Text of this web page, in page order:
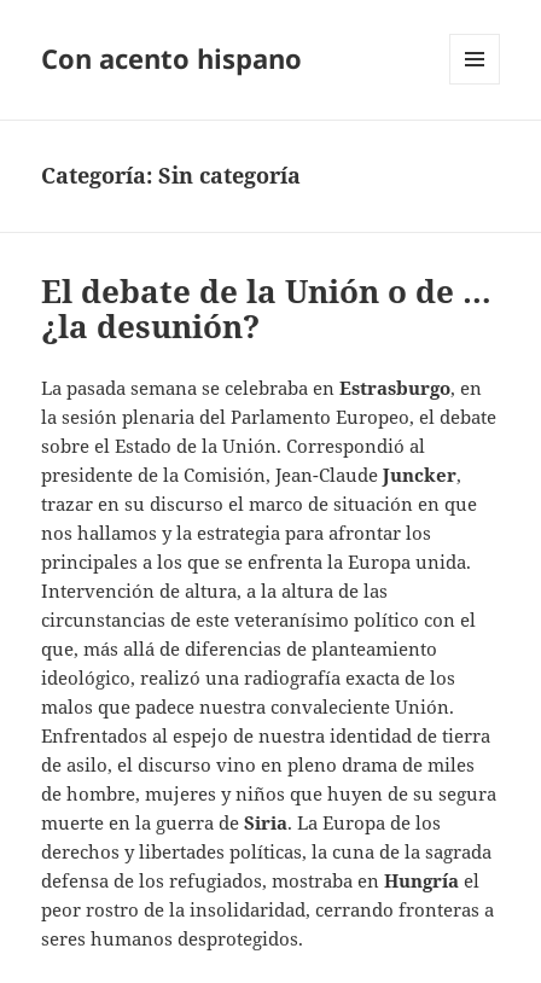
Con acento hispano
Categoría:Sin categoría
El debate de la Unión o de …
¿la desunión?
La pasada semana se celebraba enEstrasburgo, en
la sesión plenaria del Parlamento Europeo, el debate
sobre el Estado de la Unión. Correspondió al
presidente de la Comisión, Jean-ClaudeJuncker,
trazar en su discurso el marco de situación en que
nos hallamos y la estrategia para afrontar los
principales a los que se enfrenta la Europa unida.
Intervención de altura, a la altura de las
circunstancias de este veteranísimo político con el
que, más allá de diferencias de planteamiento
ideológico, realizó una radiografía exacta de los
malos que padece nuestra convaleciente Unión.
Enfrentados al espejo de nuestra identidad de tierra
de asilo, el discurso vino en pleno drama de miles
de hombre, mujeres y niños que huyen de su segura
muerte en la guerra deSiria. La Europa de los
derechos y libertades políticas, la cuna de la sagrada
defensa de los refugiados, mostraba enHungría el
peor rostro de la insolidaridad, cerrando fronteras a
seres humanos desprotegidos.